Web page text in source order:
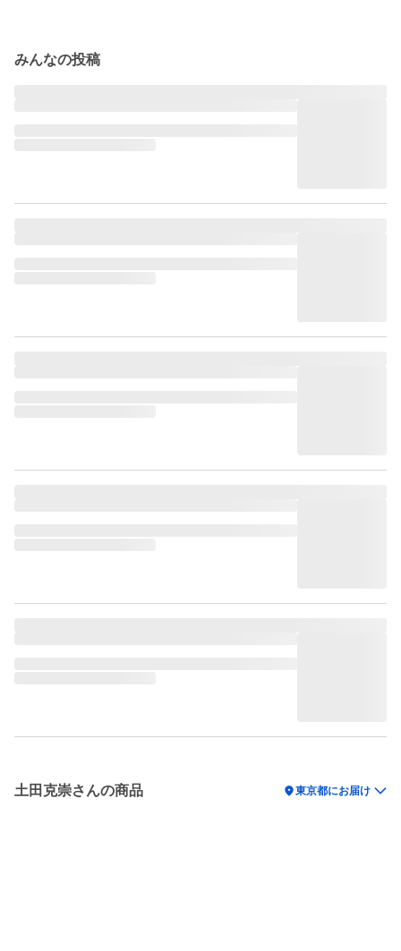
みんなの投稿
土田克崇さんの商品 location_on東京都にお届け